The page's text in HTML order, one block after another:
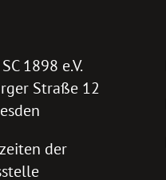
1898 e.V.
Straße 12
der